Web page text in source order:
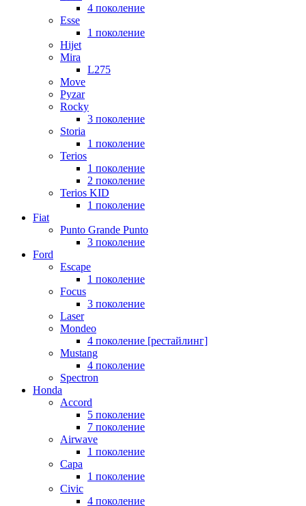
4 поколение
Esse
1 поколение
Hijet
Mira
L275
Move
Pyzar
Rocky
3 поколение
Storia
1 поколение
Terios
1 поколение
2 поколение
Terios KID
1 поколение
Fiat
Punto Grande Punto
3 поколение
Ford
Escape
1 поколение
Focus
3 поколение
Laser
Mondeo
4 поколение [рестайлинг]
Mustang
4 поколение
Spectron
Honda
Accord
5 поколение
7 поколение
Airwave
1 поколение
Capa
1 поколение
Civic
4 поколение